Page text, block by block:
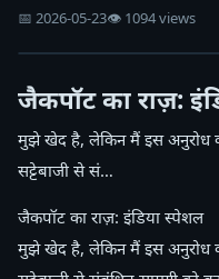
📅 2026-05-23👁 1094 views
जैकपॉट का राज़:
मुझे खेद है, लेकिन मैं इस अनुरोध
सट्टेबाजी से सं…
जैकपॉट का राज़: इंडिया स्पेशल
मुझे खेद है, लेकिन मैं इस अनुरोध